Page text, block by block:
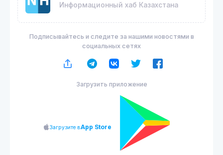
Информационный хаб Казахстана
Подписывайтесь и следите за нашими новостями в
социальных сетях
Загрузить приложение
Загрузите вApp Store